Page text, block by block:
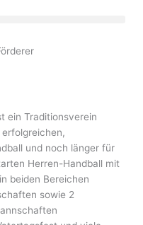
ein Traditionsverein
und noch länger für
Herren-Handball mit
beiden Bereichen
sowie 2